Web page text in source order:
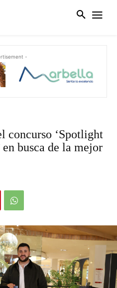
-
concurso ‘Spotlight
busca de la mejor